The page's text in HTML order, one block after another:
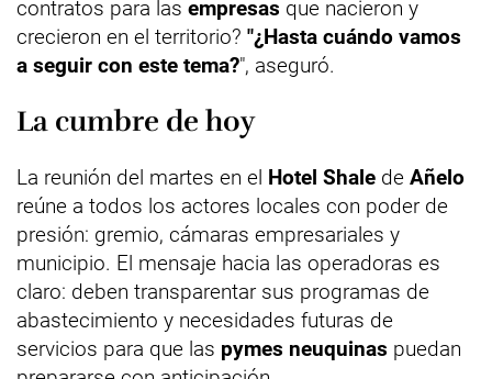
contratos para las empresas que nacieron y
crecieron en el territorio? "¿Hasta cuándo vamos
a seguir con este tema?", aseguró.
La cumbre de hoy
La reunión del martes en el Hotel Shale de Añelo
reúne a todos los actores locales con poder de
presión: gremio, cámaras empresariales y
municipio. El mensaje hacia las operadoras es
claro: deben transparentar sus programas de
abastecimiento y necesidades futuras de
servicios para que las pymes neuquinas puedan